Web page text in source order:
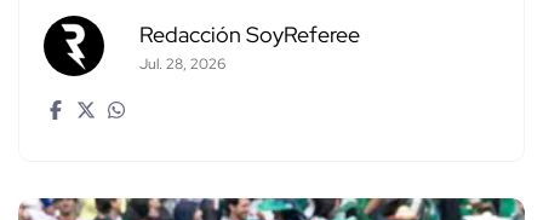
Redacción SoyReferee
Jul. 28, 2026